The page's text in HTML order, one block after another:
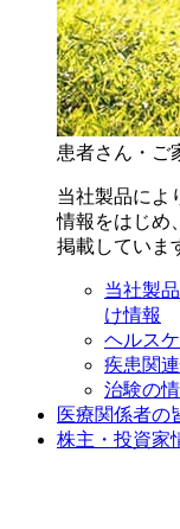
患者さん・ご
当社製品によ
情報をはじめ
掲載していま
当社製
け情報
ヘルス
疾患関
治験の
医療関係者の
株主・投資家